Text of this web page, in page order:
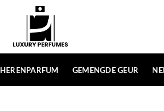
HERENPARFUM GEMENGDE GEUR